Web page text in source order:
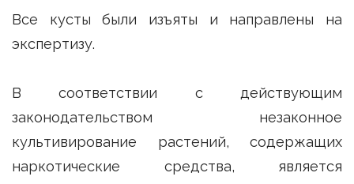
Все кусты были изъяты и направлены на
экспертизу.
В соответствии с действующим
законодательством незаконное
культивирование растений, содержащих
наркотические средства, является